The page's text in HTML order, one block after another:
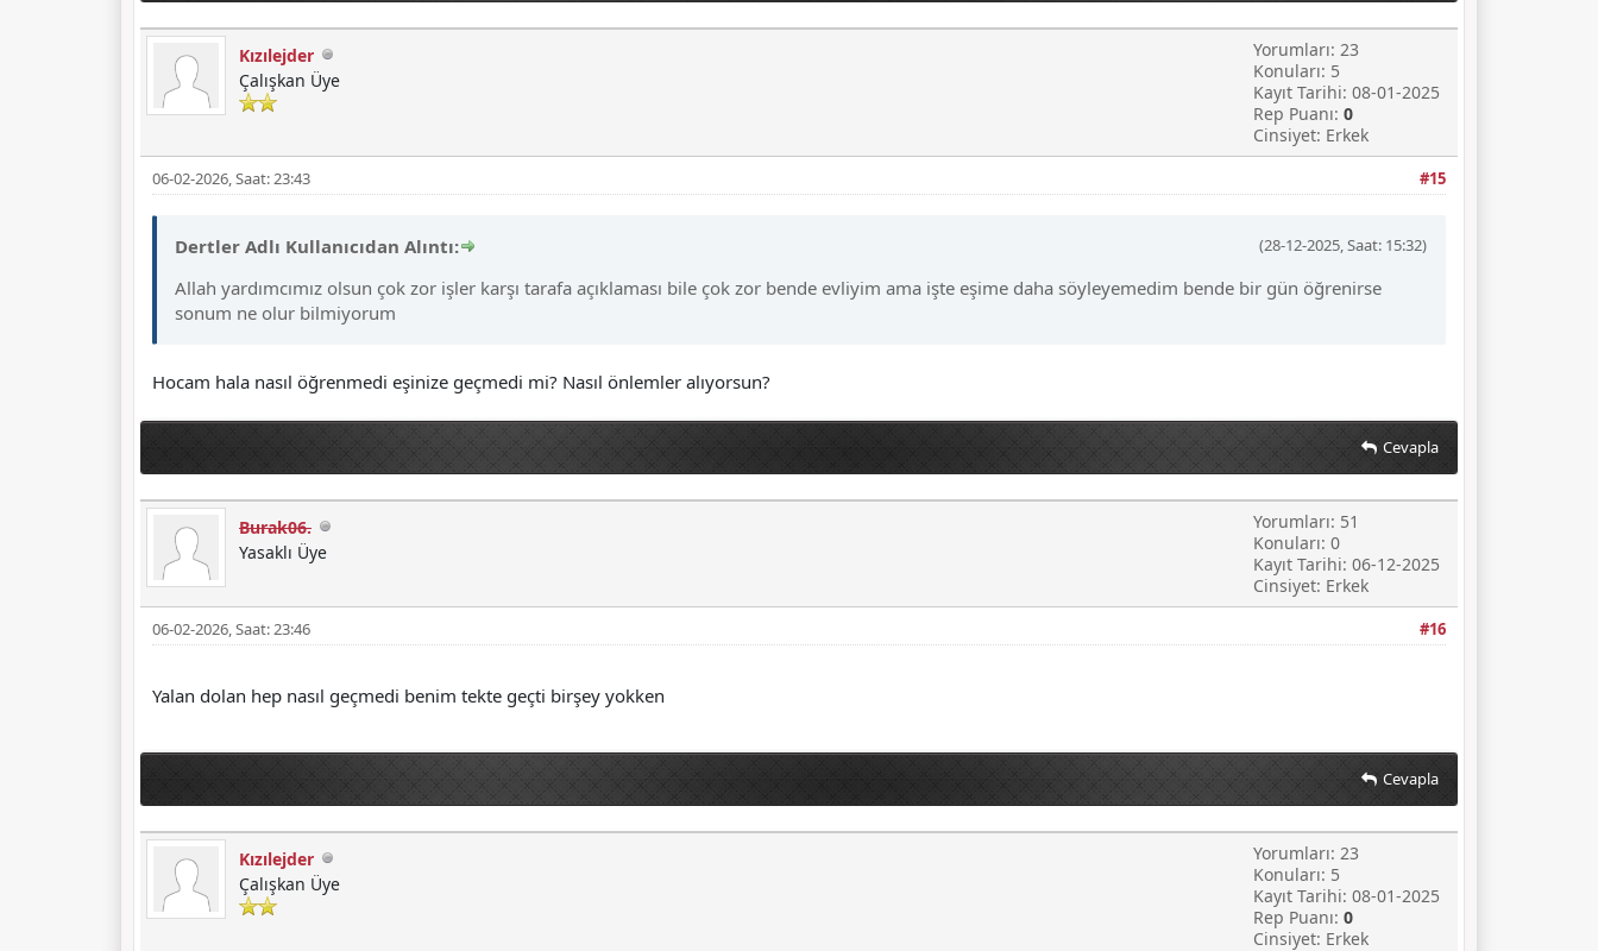
Kızılejder
Çalışkan Üye
Yorumları: 23
Konuları: 5
Kayıt Tarihi: 08-01-2025
Rep Puanı: 0
Cinsiyet: Erkek
#15
06-02-2026, Saat: 23:43
(28-12-2025, Saat: 15:32)
Dertler Adlı Kullanıcıdan Alıntı:
Allah yardımcımız olsun çok zor işler karşı tarafa açıklaması bile çok zor bende evliyim ama işte eşime daha söyleyemedim bende bir gün öğrenirse
sonum ne olur bilmiyorum
Hocam hala nasıl öğrenmedi eşinize geçmedi mi? Nasıl önlemler alıyorsun?
Cevapla
Burak06.
Yasaklı Üye
Yorumları: 51
Konuları: 0
Kayıt Tarihi: 06-12-2025
Cinsiyet: Erkek
#16
06-02-2026, Saat: 23:46
Yalan dolan hep nasıl geçmedi benim tekte geçti birşey yokken
Cevapla
Kızılejder
Çalışkan Üye
Yorumları: 23
Konuları: 5
Kayıt Tarihi: 08-01-2025
Rep Puanı: 0
Cinsiyet: Erkek